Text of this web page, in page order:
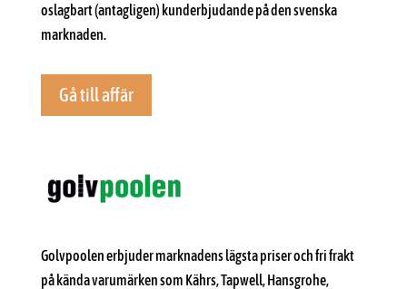
oslagbart (antagligen) kunderbjudande på den svenska
marknaden.
Gå till affär
Golvpoolen erbjuder marknadens lägsta priser och fri frakt
på kända varumärken som Kährs, Tapwell, Hansgrohe,